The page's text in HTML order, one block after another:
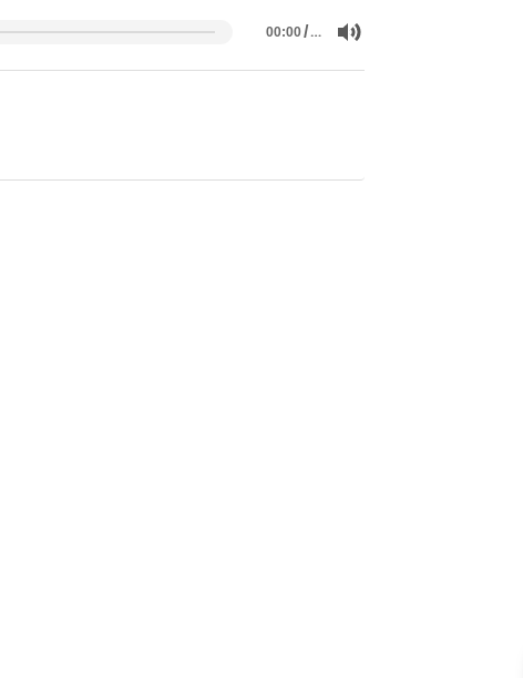
00:00/…